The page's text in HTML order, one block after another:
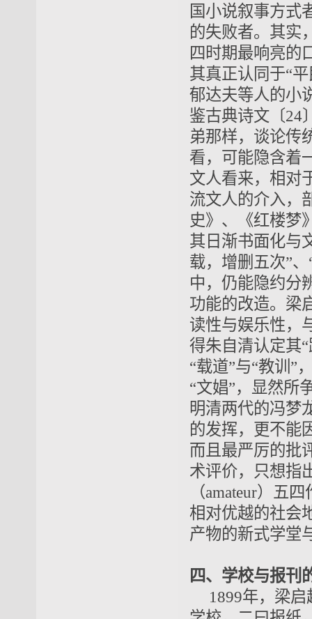
国小说叙事方式
的失败者。其实
四时期最响亮的
其真正认同于“
郁达夫等人的小
鉴古典诗文〔24
弟那样，谈论传
看，可能隐含着
文人看来，相对
流文人的介入，
史》、《红楼梦
其日渐书面化与
载，增删五次”
中，仍能隐约分
功能的改造。梁
读性与娱乐性，
得朱自清认定其
“载道”与“教训”
“文娼”，显然所
明清两代的冯梦
的发挥，更不能
而且最严厉的批
术评价，只想指
（amateur）五
相对优越的社会
产物的新式学堂
四、学校与报刊
1899年，梁